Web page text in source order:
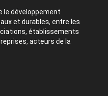
le développement
et durables, entre les
établissements
acteurs de la